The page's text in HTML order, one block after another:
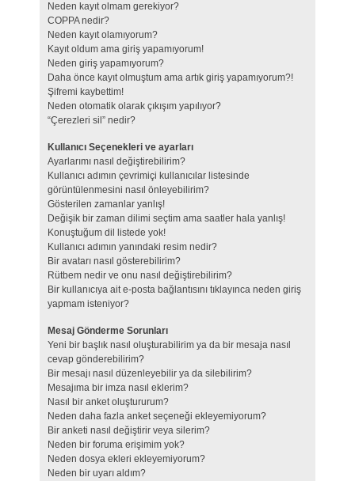
Neden kayıt olmam gerekiyor?
COPPA nedir?
Neden kayıt olamıyorum?
Kayıt oldum ama giriş yapamıyorum!
Neden giriş yapamıyorum?
Daha önce kayıt olmuştum ama artık giriş yapamıyorum?!
Şifremi kaybettim!
Neden otomatik olarak çıkışım yapılıyor?
“Çerezleri sil” nedir?
Kullanıcı Seçenekleri ve ayarları
Ayarlarımı nasıl değiştirebilirim?
Kullanıcı adımın çevrimiçi kullanıcılar listesinde
görüntülenmesini nasıl önleyebilirim?
Gösterilen zamanlar yanlış!
Değişik bir zaman dilimi seçtim ama saatler hala yanlış!
Konuştuğum dil listede yok!
Kullanıcı adımın yanındaki resim nedir?
Bir avatarı nasıl gösterebilirim?
Rütbem nedir ve onu nasıl değiştirebilirim?
Bir kullanıcıya ait e-posta bağlantısını tıklayınca neden giriş
yapmam isteniyor?
Mesaj Gönderme Sorunları
Yeni bir başlık nasıl oluşturabilirim ya da bir mesaja nasıl
cevap gönderebilirim?
Bir mesajı nasıl düzenleyebilir ya da silebilirim?
Mesajıma bir imza nasıl eklerim?
Nasıl bir anket oluştururum?
Neden daha fazla anket seçeneği ekleyemiyorum?
Bir anketi nasıl değiştirir veya silerim?
Neden bir foruma erişimim yok?
Neden dosya ekleri ekleyemiyorum?
Neden bir uyarı aldım?